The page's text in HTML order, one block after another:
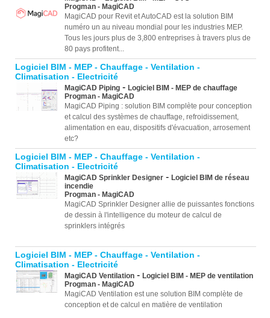
Progman - MagiCAD
MagiCAD pour Revit et AutoCAD est la solution BIM
numéro un au niveau mondial pour les industries MEP.
Tous les jours plus de 3,800 entreprises à travers plus de
80 pays profitent...
Logiciel BIM - MEP - Chauffage - Ventilation -
Climatisation - Electricité
MagiCAD Piping - Logiciel BIM - MEP de chauffage
Progman - MagiCAD
MagiCAD Piping : solution BIM complète pour conception
et calcul des systèmes de chauffage, refroidissement,
alimentation en eau, dispositifs d'évacuation, arrosement
etc?
Logiciel BIM - MEP - Chauffage - Ventilation -
Climatisation - Electricité
MagiCAD Sprinkler Designer - Logiciel BIM de réseau
incendie
Progman - MagiCAD
MagiCAD Sprinkler Designer allie de puissantes fonctions
de dessin à l'intelligence du moteur de calcul de
sprinklers intégrés
Logiciel BIM - MEP - Chauffage - Ventilation -
Climatisation - Electricité
MagiCAD Ventilation - Logiciel BIM - MEP de ventilation
Progman - MagiCAD
MagiCAD Ventilation est une solution BIM complète de
conception et de calcul en matière de ventilation